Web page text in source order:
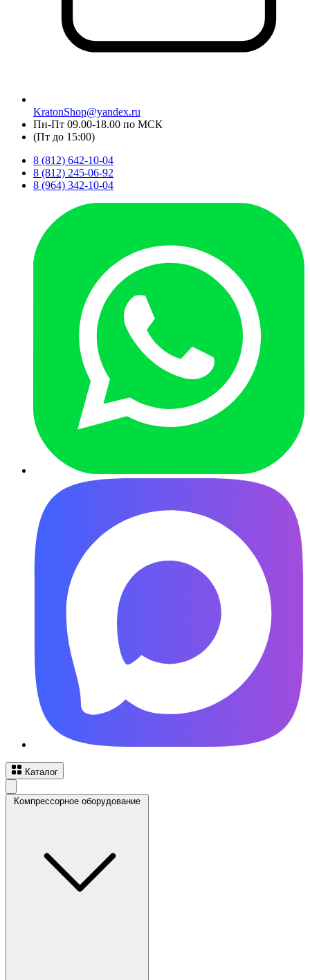
KratonShop@yandex.ru
Пн-Пт 09.00-18.00 по МСК
(Пт до 15:00)
8 (812) 642-10-04
8 (812) 245-06-92
8 (964) 342-10-04
Каталог
Компрессорное оборудование